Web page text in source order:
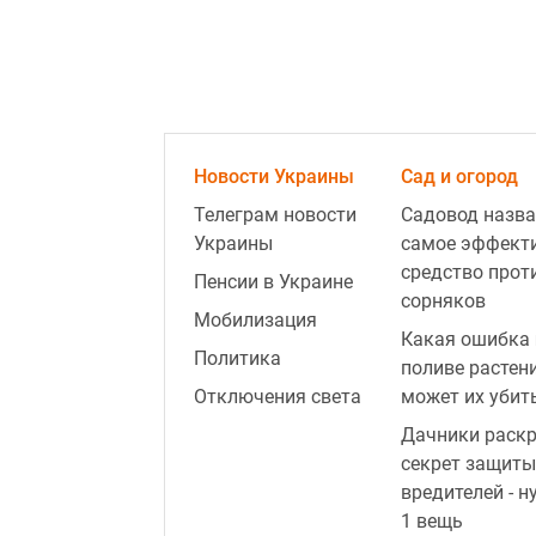
Новости Украины
Телеграм новости
Украины
Пенсии в Украине
Мобилизация
Политика
Отключения света
Сад и огород
Садовод
самое
средство
сорняков
Какая ошибка
поливе
может их
Дачники
секрет
вредителей -
1 вещь